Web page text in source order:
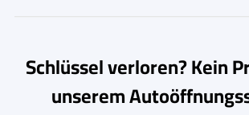
Schlüssel verloren? Kein
unserem